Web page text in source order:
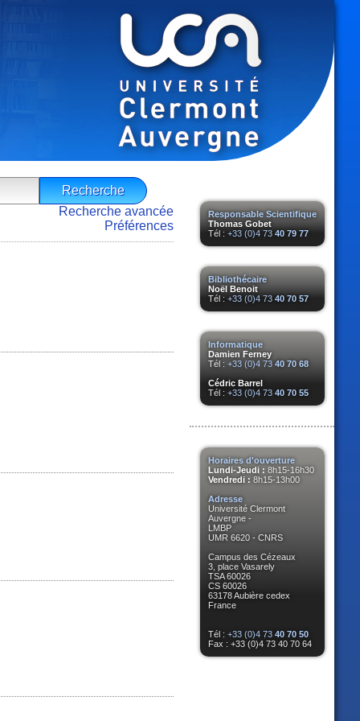
Responsable Scientifique
Thomas Gobet
Tél : +33 (0)4 73 40 79 77
Bibliothécaire
Noël Benoit
Tél : +33 (0)4 73 40 70 57
Informatique
Damien Ferney
Tél : +33 (0)4 73 40 70 68
Cédric Barrel
Tél : +33 (0)4 73 40 70 55
Horaires d'ouverture
Lundi-Jeudi : 8h15-16h30
Vendredi : 8h15-13h00
Adresse
Université Clermont
Auvergne -
LMBP
UMR 6620 - CNRS
Campus des Cézeaux
3, place Vasarely
TSA 60026
CS 60026
63178 Aubière cedex
France
Tél : +33 (0)4 73 40 70 50
Fax : +33 (0)4 73 40 70 64
Recherche avancée
Préférences